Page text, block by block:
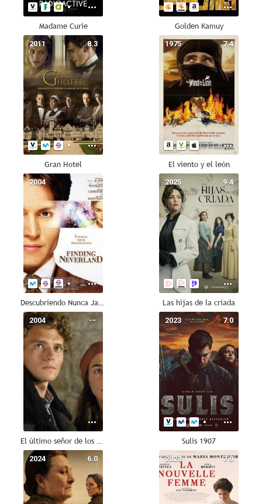
Madame Curie Golden Kamuy
8.3
2011
Gran Hotel
7.4
1975
El viento y el león
7.7
2004
Descubriendo Nunca Jamás
9.4
2025
Las hijas de la criada
--
2004
El último señor de los Balcanes
7.0
2023
Sulis 1907
6.0
2024 7.0
2023